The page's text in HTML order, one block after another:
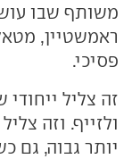
משותף שבו
פסיכי.
זה צליל
ולזייף. וזה
יותר גבוה, גם